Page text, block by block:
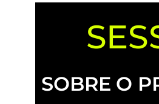
SESSÃO
SOBRE O